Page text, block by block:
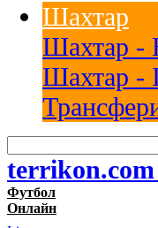
Шахтар
Шахтар -
Шахтар -
terrikon.com
Футбол
Онлайн